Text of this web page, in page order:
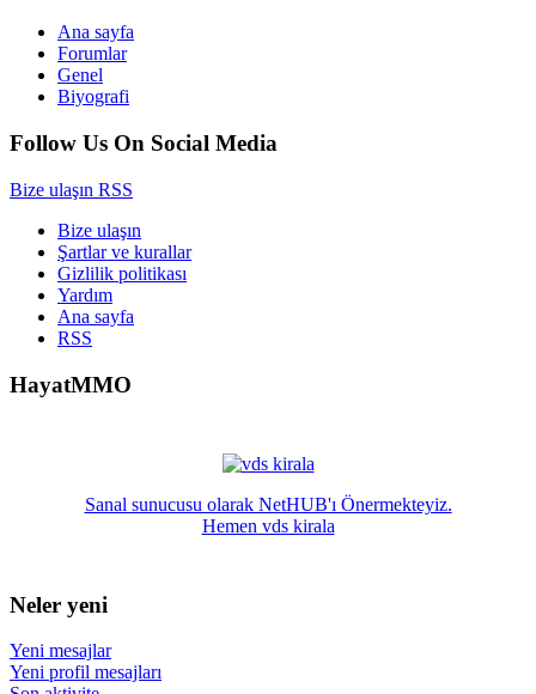
Ana sayfa
Forumlar
Genel
Biyografi
Follow Us On Social Media
Bize ulaşın RSS
Bize ulaşın
Şartlar ve kurallar
Gizlilik politikası
Yardım
Ana sayfa
RSS
HayatMMO
Sanal sunucusu olarak NetHUB'ı Önermekteyiz.
Hemen vds kirala
Neler yeni
Yeni mesajlar
Yeni profil mesajları